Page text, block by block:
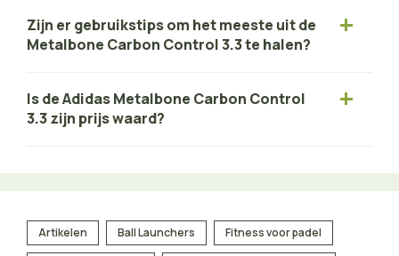
Zijn er gebruikstips om het meeste uit de
Metalbone Carbon Control 3.3 te halen?
Is de Adidas Metalbone Carbon Control
3.3 zijn prijs waard?
Artikelen Ball Launchers Fitness voor padel